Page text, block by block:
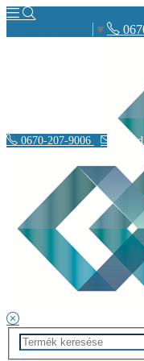
▼
Rólunk
Elérhetőségeink
Vásárlás
Szállítás
Adatvédelmi
Á.SZ.F.
0670-207-9006